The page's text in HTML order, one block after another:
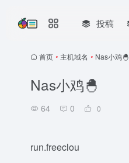
投稿
首页 • 主机域名 • Nas小鸡🐣
Nas小鸡🐣
64 0 0
run.freeclou